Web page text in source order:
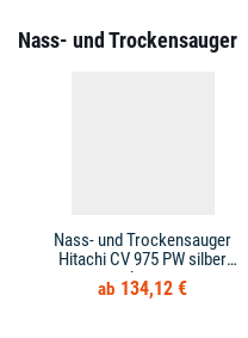
Nass- und Trockensauger
Nass- und Trockensauger
Hitachi CV 975 PW silber
schwarz
134,12 €